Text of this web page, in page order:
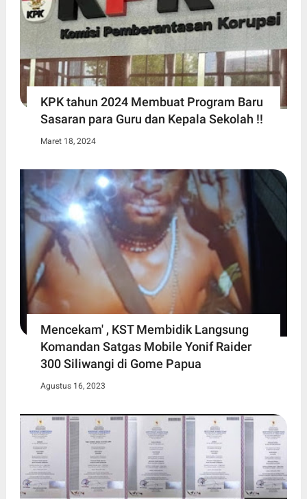
KPK tahun 2024 Membuat Program Baru
Sasaran para Guru dan Kepala Sekolah !!
Maret 18, 2024
Mencekam' , KST Membidik Langsung
Komandan Satgas Mobile Yonif Raider
300 Siliwangi di Gome Papua
Agustus 16, 2023